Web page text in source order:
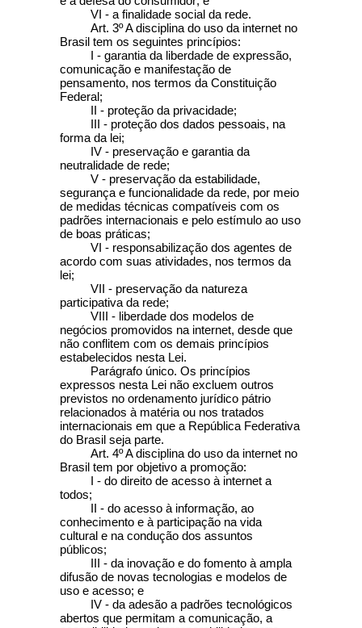
VI - a finalidade social da rede.
Art. 3ºA disciplina do uso da internet no
Brasil tem os seguintes princípios:
I - garantia da liberdade de expressão,
comunicação e manifestação de
pensamento, nos termos da Constituição
Federal;
II - proteção da privacidade;
III - proteção dos dados pessoais, na
forma da lei;
IV - preservação e garantia da
neutralidade de rede;
V - preservação da estabilidade,
segurança e funcionalidade da rede, por meio
de medidas técnicas compatíveis com os
padrões internacionais e pelo estímulo ao uso
de boas práticas;
VI - responsabilização dos agentes de
acordo com suas atividades, nos termos da
lei;
VII - preservação da natureza
participativa da rede;
VIII - liberdade dos modelos de
negócios promovidos na internet, desde que
não conflitem com os demais princípios
estabelecidos nesta Lei.
Parágrafo único. Os princípios
expressos nesta Lei não excluem outros
previstos no ordenamento jurídico pátrio
relacionados à matéria ou nos tratados
internacionais em que a República Federativa
do Brasil seja parte.
Art. 4º A disciplina do uso da internet no
Brasil tem por objetivo a promoção:
I - do direito de acesso à internet a
todos;
II - do acesso à informação, ao
conhecimento e à participação na vida
cultural e na condução dos assuntos
públicos;
III - da inovação e do fomento à ampla
difusão de novas tecnologias e modelos de
uso e acesso; e
IV - da adesão a padrões tecnológicos
abertos que permitam a comunicação, a